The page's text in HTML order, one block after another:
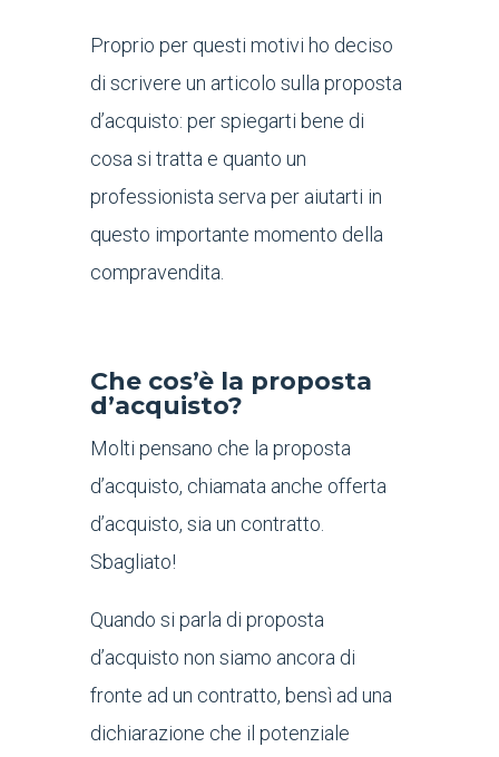
Proprio per questi motivi ho deciso
di scrivere un articolo sulla proposta
d’acquisto: per spiegarti bene di
cosa si tratta e quanto un
professionista serva per aiutarti in
questo importante momento della
compravendita.
Che cos’è la proposta
d’acquisto?
Molti pensano che la proposta
d’acquisto, chiamata anche offerta
d’acquisto, sia un contratto.
Sbagliato!
Quando si parla di proposta
d’acquisto non siamo ancora di
fronte ad un contratto, bensì ad una
dichiarazione che il potenziale